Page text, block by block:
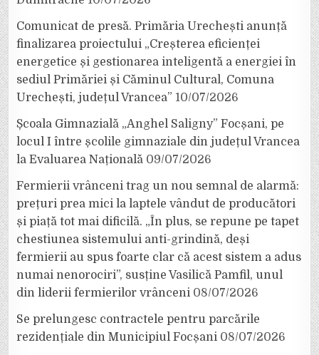
Comunicat de presă. Primăria Urechești anunță
finalizarea proiectului „Creșterea eficienței
energetice și gestionarea inteligentă a energiei în
sediul Primăriei și Căminul Cultural, Comuna
Urechești, județul Vrancea” 10/07/2026
Școala Gimnazială „Anghel Saligny” Focșani, pe
locul I între școlile gimnaziale din județul Vrancea
la Evaluarea Națională 09/07/2026
Fermierii vrânceni trag un nou semnal de alarmă:
prețuri prea mici la laptele vândut de producători
și piață tot mai dificilă. „În plus, se repune pe tapet
chestiunea sistemului anti-grindină, deși
fermierii au spus foarte clar că acest sistem a adus
numai nenorociri”, susține Vasilică Pamfil, unul
din liderii fermierilor vrânceni 08/07/2026
Se prelungesc contractele pentru parcările
rezidențiale din Municipiul Focșani 08/07/2026